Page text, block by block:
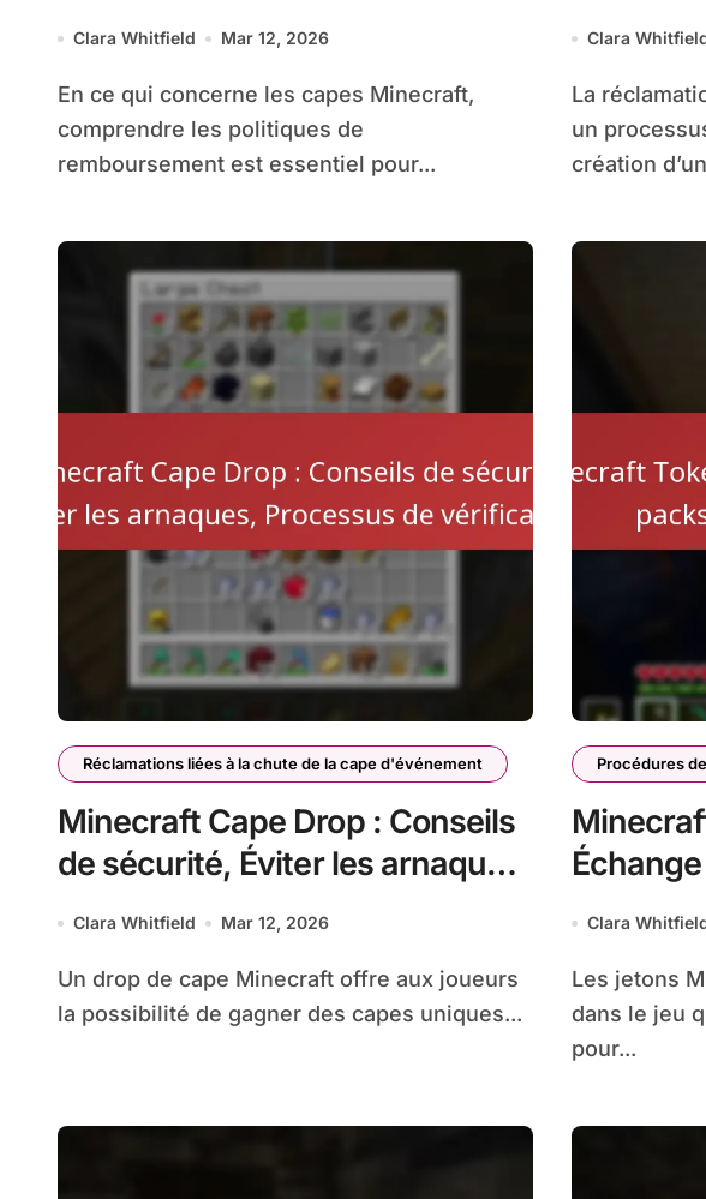
de retour, Service client
Clara Whitfield Mar 12, 2026
En ce qui concerne les capes Minecraft,
comprendre les politiques de
remboursement est essentiel pour...
Clara
La réclamation de jetons Minecraft implique
un
création
Réclamations liées à la chute de la cape d'événement
Minecraft Cape Drop : Conseils
de sécurité, Éviter les arnaques,
Processus de vérification
Clara Whitfield Mar 12, 2026
Un drop de cape Minecraft offre aux joueurs
la possibilité de gagner des capes uniques...
Procédures
Clara
Les jetons Minecraft servent de monnaie
dans le jeu
pour...